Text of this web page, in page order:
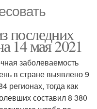
последних
14 мая 2021
заболеваемость
в стране выявлено 9
регионах, тогда как
составил 8 380